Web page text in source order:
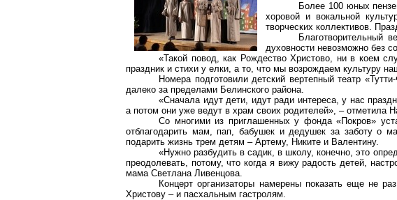
Более 100 юных
хоровой и вокальной
творческих коллективов.
Благотворительный
духовности невозможно без
«Такой повод, как Рождество Христово, ни в коем
праздник и стихи у елки, а то, что мы возрождаем культуру
Номера подготовили детский вертепныйтеатр «
далеко за пределами Белинского района.
«Сначала идутдети, идут ради интереса, у нас
а потом они уже ведут в храм своих родителей», – отметила
Со многими из приглашенных у фонда «Покров»
отблагодарить мам, пап, бабушек и дедушек за заботу о
подарить жизнь трем детям – Артему, Никите и Валентину.
«Нужно разбудить в садик, в школу, конечно, это
преодолевать, потому, что когда я вижу радость детей,
мама Светлана Ливенцова.
Концерт организаторы намерены показать еще не
Христову – и пасхальным гастролям.